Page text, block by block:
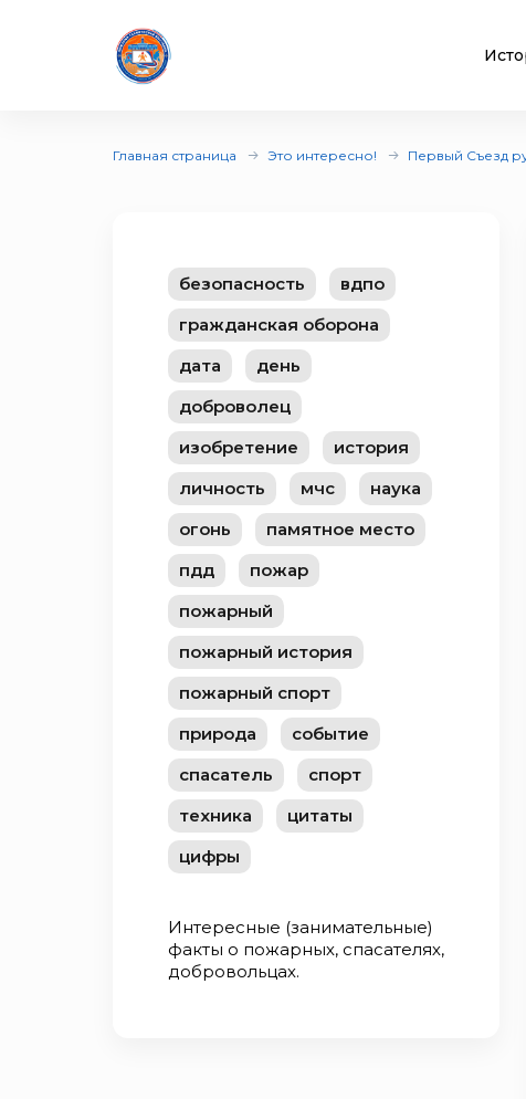
Главная страница Это интересно! Первый Съезд
безопасность
вдпо
гражданская оборона
дата
день
доброволец
изобретение
история
личность
мчс
наука
огонь
памятное место
пдд
пожар
пожарный
пожарный история
пожарный спорт
природа
событие
спасатель
спорт
техника
цитаты
цифры
Интересные (занимательные)
факты о пожарных, спасателях,
добровольцах.